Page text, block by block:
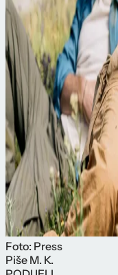
Foto: Press
Piše M. K.